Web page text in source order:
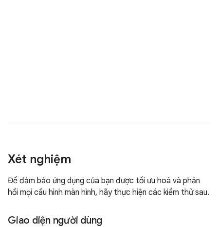
Xét nghiệm
Để đảm bảo ứng dụng của bạn được tối ưu hoá và phản
hồi mọi cấu hình màn hình, hãy thực hiện các kiểm thử sau.
Giao diện người dùng